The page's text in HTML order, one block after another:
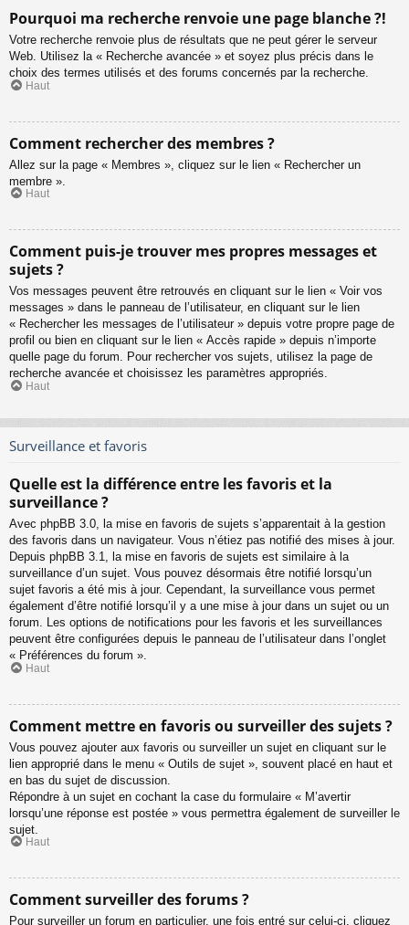
Pourquoi ma recherche renvoie une page blanche ?!
Votre recherche renvoie plus de résultats que ne peut gérer le serveur
Web. Utilisez la « Recherche avancée » et soyez plus précis dans le
choix des termes utilisés et des forums concernés par la recherche.
Haut
Comment rechercher des membres ?
Allez sur la page « Membres », cliquez sur le lien « Rechercher un
membre ».
Haut
Comment puis-je trouver mes propres messages et
sujets ?
Vos messages peuvent être retrouvés en cliquant sur le lien « Voir vos
messages » dans le panneau de l’utilisateur, en cliquant sur le lien
« Rechercher les messages de l’utilisateur » depuis votre propre page de
profil ou bien en cliquant sur le lien « Accès rapide » depuis n’importe
quelle page du forum. Pour rechercher vos sujets, utilisez la page de
recherche avancée et choisissez les paramètres appropriés.
Haut
Surveillance et favoris
Quelle est la différence entre les favoris et la
surveillance ?
Avec phpBB 3.0, la mise en favoris de sujets s’apparentait à la gestion
des favoris dans un navigateur. Vous n’étiez pas notifié des mises à jour.
Depuis phpBB 3.1, la mise en favoris de sujets est similaire à la
surveillance d’un sujet. Vous pouvez désormais être notifié lorsqu’un
sujet favoris a été mis à jour. Cependant, la surveillance vous permet
également d’être notifié lorsqu’il y a une mise à jour dans un sujet ou un
forum. Les options de notifications pour les favoris et les surveillances
peuvent être configurées depuis le panneau de l’utilisateur dans l’onglet
« Préférences du forum ».
Haut
Comment mettre en favoris ou surveiller des sujets ?
Vous pouvez ajouter aux favoris ou surveiller un sujet en cliquant sur le
lien approprié dans le menu « Outils de sujet », souvent placé en haut et
en bas du sujet de discussion.
Répondre à un sujet en cochant la case du formulaire « M’avertir
lorsqu’une réponse est postée » vous permettra également de surveiller le
sujet.
Haut
Comment surveiller des forums ?
Pour surveiller un forum en particulier, une fois entré sur celui-ci, cliquez